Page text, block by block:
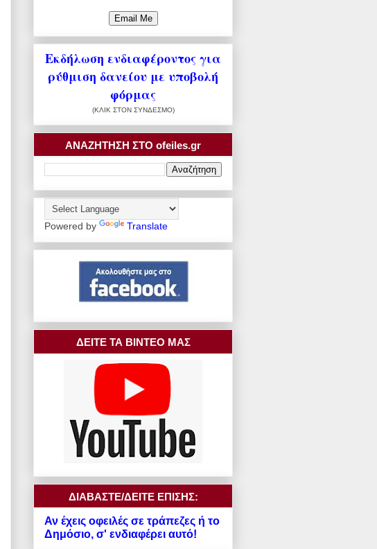
Εκδήλωση ενδιαφέροντος για
ρύθμιση δανείου με υποβολή
φόρμας
(ΚΛΙΚ ΣΤΟΝ ΣΥΝΔΕΣΜΟ)
ΑΝΑΖΗΤΗΣΗ ΣΤΟ ofeiles.gr
Powered by Translate
ΔΕΙΤΕ ΤΑ ΒΙΝΤΕΟ ΜΑΣ
ΔΙΑΒΑΣΤΕ/ΔΕΙΤΕ ΕΠΙΣΗΣ:
Αν έχεις οφειλές σε τράπεζες ή το
Δημόσιο, σ' ενδιαφέρει αυτό!